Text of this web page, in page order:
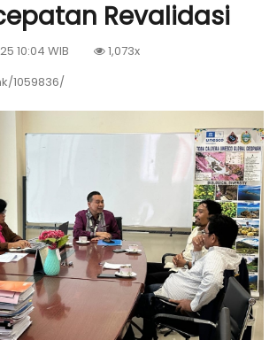
Revalidasi
10:04 WIB
1,073x
1059836/